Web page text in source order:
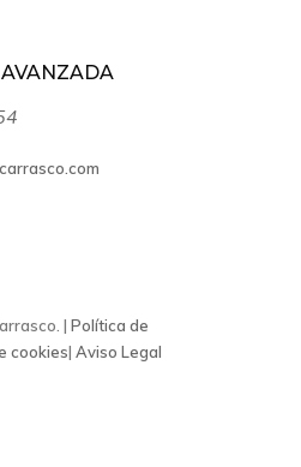
| Política de
cookies| Aviso Legal